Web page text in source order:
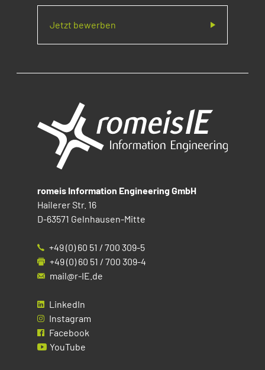
Jetzt bewerben
romeis Information Engineering GmbH
Hailerer Str. 16
D-63571 Gelnhausen-Mitte
+49 (0) 60 51 / 700 309-5
+49 (0) 60 51 / 700 309-4
mail@r-IE.de
LinkedIn
Instagram
Facebook
YouTube